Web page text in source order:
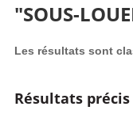
"SOUS-
Les résultats sont
Résultats précis